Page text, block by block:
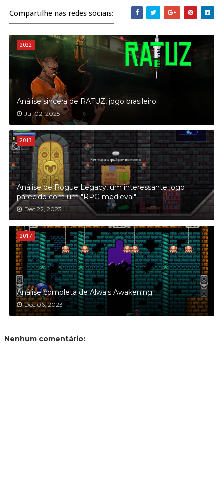
Compartilhe nas redes sociais:
2022
Análise sincera de RATUZ, jogo brasileiro
Jul 02, 2025
2013
Análise de Rogue Legacy, um interessante jogo
parecido com um "RPG medieval"
Dec 22, 2023
2017
Análise completa de Alwa's Awakening
Dec 06, 2023
Nenhum comentário: